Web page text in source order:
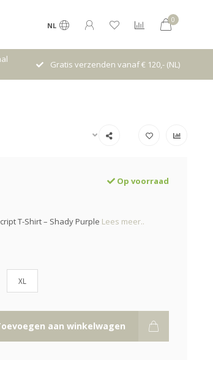
NL
0
Gratis verzenden vanaf € 120,- (NL)
Op voorraad
T-Shirt – Shady Purple Lees meer..
XL
aan winkelwagen